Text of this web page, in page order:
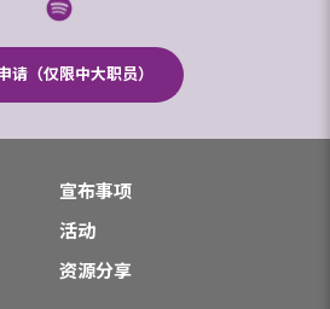
请（仅限中大职员）
宣布事项
活动
资源分享